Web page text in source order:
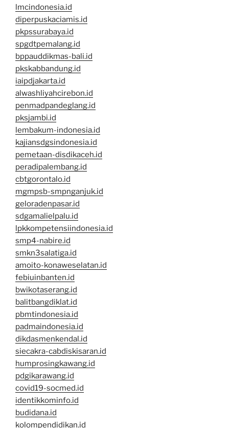
lmcindonesia.id
diperpuskaciamis.id
pkpssurabaya.id
spgdtpemalang.id
bppauddikmas-bali.id
pkskabbandung.id
iaipdjakarta.id
alwashliyahcirebon.id
penmadpandeglang.id
pksjambi.id
lembakum-indonesia.id
kajiansdgsindonesia.id
pemetaan-disdikaceh.id
peradipalembang.id
cbtgorontalo.id
mgmpsb-smpnganjuk.id
geloradenpasar.id
sdgamalielpalu.id
lpkkompetensiindonesia.id
smp4-nabire.id
smkn3salatiga.id
amoito-konaweselatan.id
febiuinbanten.id
bwikotaserang.id
balitbangdiklat.id
pbmtindonesia.id
padmaindonesia.id
dikdasmenkendal.id
siecakra-cabdiskisaran.id
humprosingkawang.id
pdgikarawang.id
covid19-socmed.id
identikkominfo.id
budidana.id
kolompendidikan.id